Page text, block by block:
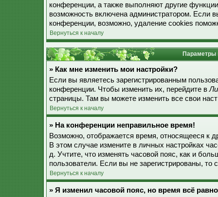
конференции, а также выполняют другие
возможность включена администратором. Если
конференции, возможно, удаление cookies
Вернуться к началу
Параметры
» Как мне изменить мои настройки?
Если вы являетесь зарегистрированным
конференции. Чтобы изменить их, перейдите в
страницы. Там вы можете изменить все свои
Вернуться к началу
» На конференции неправильное время!
Возможно, отображается время, относящееся к
В этом случае измените в личных настройках
д. Учтите, что изменять часовой пояс, как и
пользователи. Если вы не зарегистрированы, то
Вернуться к началу
» Я изменил часовой пояс, но время всё